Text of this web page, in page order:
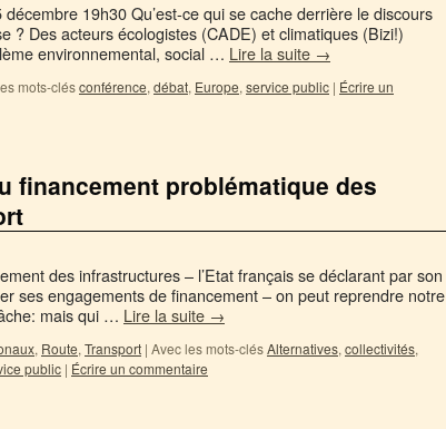
19h30 Qu’est-ce qui se cache derrière le discours
? Des acteurs écologistes (CADE) et climatiques (Bizi!)
environnemental, social … Lire la suite →
mots-clésconférence, débat, Europe, service public | Écrire un
financement problématique des
des infrastructures – l’Etat français se déclarant par son
ses engagements de financement – on peut reprendre notre
mais qui … Lire la suite →
, Route, Transport | Avec les mots-clésAlternatives, collectivités,
public | Écrire un commentaire